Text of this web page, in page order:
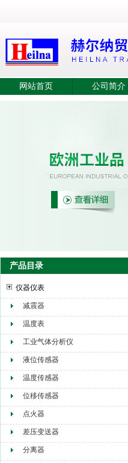
赫尔纳贸易（大连）有限公司
网站首页 公司简介
产品目录
仪器仪表
减震器
温度表
工业气体分析仪
液位传感器
温度传感器
位移传感器
点火器
差压变送器
分离器